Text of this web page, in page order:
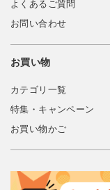
よくあるご質問
お問い合わせ
お買い物
カテゴリ一覧
特集・キャンペーン
お買い物かご